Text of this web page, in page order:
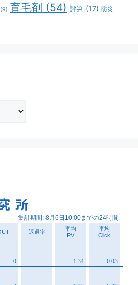
(9) 育毛剤 (54) 評判 (17) 防災